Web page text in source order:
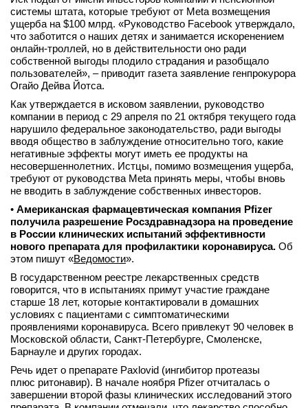
системы штата, которые требуют от Meta возмещения
ущерба на $100 млрд. «Руководство Facebook утверждало,
что заботится о наших детях и занимается искоренением
онлайн-троллей, но в действительности оно ради
собственной выгоды плодило страдания и разобщало
пользователей», – приводит газета заявление генпрокурора
Огайо Дейва Йотса.
Как утверждается в исковом заявлении, руководство
компании в период с 29 апреля по 21 октября текущего года
нарушило федеральное законодательство, ради выгоды
вводя общество в заблуждение относительно того, какие
негативные эффекты могут иметь ее продукты на
несовершеннолетних. Истцы, помимо возмещения ущерба,
требуют от руководства Meta принять меры, чтобы вновь
не вводить в заблуждение собственных инвесторов.
• Американская фармацевтическая компания Pfizer
получила разрешение Росздравнадзора на проведение
в России клинических испытаний эффективности
нового препарата для профилактики коронавируса. Об
этом пишут «Ведомости».
В государственном реестре лекарственных средств
говорится, что в испытаниях примут участие граждане
старше 18 лет, которые контактировали в домашних
условиях с пациентами с симптоматическими
проявлениями коронавируса. Всего привлекут 90 человек в
Московской области, Санкт-Петербурге, Смоленске,
Барнауле и других городах.
Речь идет о препарате Paxlovid (ингибитор протеазы
плюс ритонавир). В начале ноября Pfizer отчиталась о
завершении второй фазы клинических исследований этого